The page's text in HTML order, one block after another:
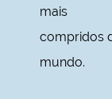
mais
compridos
mundo.